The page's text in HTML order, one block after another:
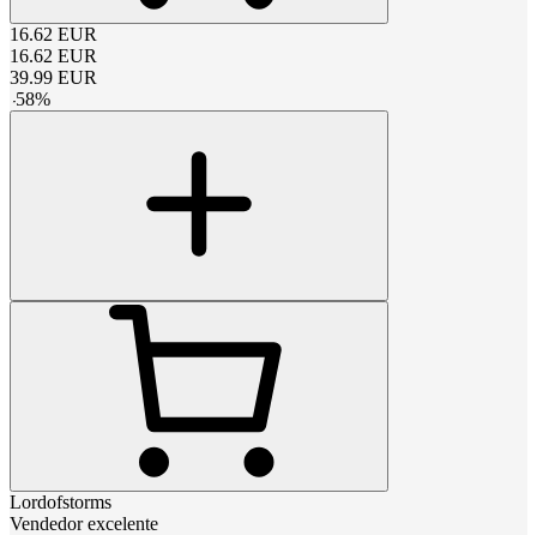
16.62 EUR
16.62 EUR
39.99 EUR
-58%
Lordofstorms
Vendedor excelente